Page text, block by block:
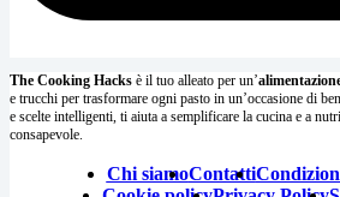
The Cooking Hacks è il tuo alleato per un’
e trucchi per trasformare ogni pasto in un’occasione di
e scelte intelligenti, ti aiuta a semplificare la cucina e a
consapevole.
Chi siamoContatti